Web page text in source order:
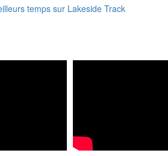
temps sur Lakeside Track